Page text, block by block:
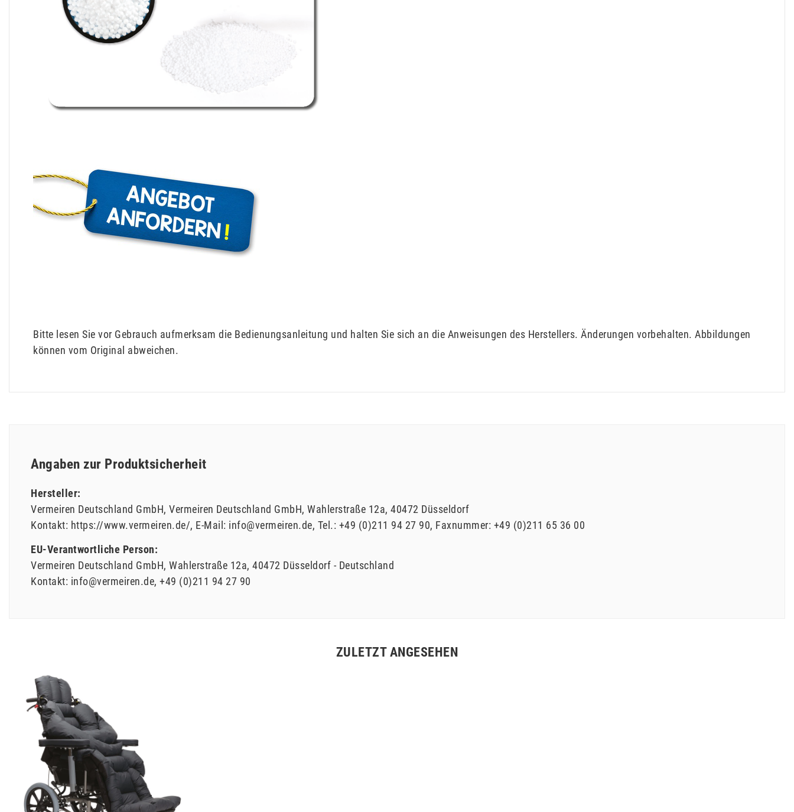
Bitte lesen Sie vor Gebrauch aufmerksam die Bedienungsanleitung und halten Sie sich an die Anweisungen des Herstellers. Änderungen vorbehalten. Abbildungen
können vom Original abweichen.
Angaben zur Produktsicherheit
Hersteller:
Vermeiren Deutschland GmbH Vermeiren Deutschland GmbH Wahlerstraße 12a 40472 Düsseldorf
Kontakt: https://www.vermeiren.de/ E-Mail: info@vermeiren.de Tel.: +49 (0)211 94 27 90 Faxnummer: +49 (0)211 65 36 00
EU-Verantwortliche Person:
Vermeiren Deutschland GmbH Wahlerstraße 12a 40472 Düsseldorf
Deutschland
Kontakt: info@vermeiren.de +49 (0)211 94 27 90
ZULETZT ANGESEHEN